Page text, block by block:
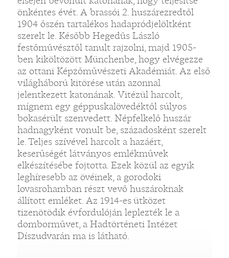
önkéntes évét. A brassói 2. huszárezredtől
1904 őszén tartalékos hadapródjelöltként
szerelt le. Később Hegedűs László
festőművésztől tanult rajzolni, majd 1905-
ben kiköltözött Münchenbe, hogy elvégezze
az ottani Képzőművészeti Akadémiát. Az első
világháború kitörése után azonnal
jelentkezett katonának. Vitézül harcolt,
mígnem egy géppuskalövedéktől súlyos
bokasérült szenvedett. Népfelkelő huszár
hadnagyként vonult be, századosként szerelt
le. Teljes szívével harcolt a hazáért,
keserűségét látványos emlékművek
elkészítésébe fojtotta. Ezek közül az egyik
leghíresebb az övéinek, a gorodoki
lovasrohamban részt vevő huszároknak
állított emléket. Az 1914-es ütközet
tizenötödik évfordulóján leplezték le a
domborművet, a Hadtörténeti Intézet
Díszudvarán ma is látható.